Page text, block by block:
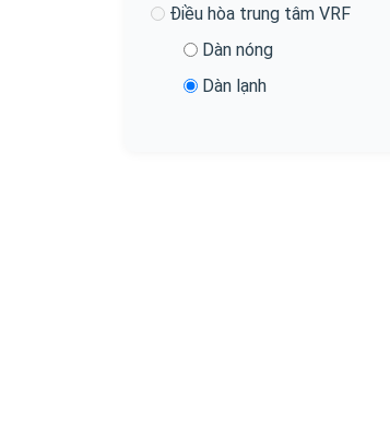
Điều hòa trung tâm VRF
Dàn nóng
Dàn lạnh